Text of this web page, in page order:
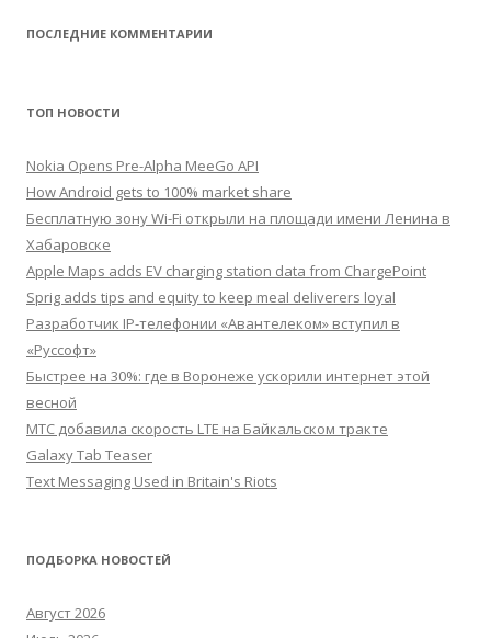
ПОСЛЕДНИЕ КОММЕНТАРИИ
ТОП НОВОСТИ
Nokia Opens Pre-Alpha MeeGo API
How Android gets to 100% market share
Бесплатную зону Wi-Fi открыли на площади имени Ленина в
Хабаровске
Apple Maps adds EV charging station data from ChargePoint
Sprig adds tips and equity to keep meal deliverers loyal
Разработчик IP-телефонии «Авантелеком» вступил в
«Руссофт»
Быстрее на 30%: где в Воронеже ускорили интернет этой
весной
МТС добавила скорость LTE на Байкальском тракте
Galaxy Tab Teaser
Text Messaging Used in Britain's Riots
ПОДБОРКА НОВОСТЕЙ
Август 2026